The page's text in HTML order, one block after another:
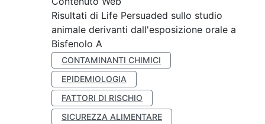
Risultati di Life Persuaded sullo studio
animale derivanti dall'esposizione orale a
Bisfenolo A
CONTAMINANTI CHIMICI
EPIDEMIOLOGIA
FATTORI DI RISCHIO
SICUREZZA ALIMENTARE